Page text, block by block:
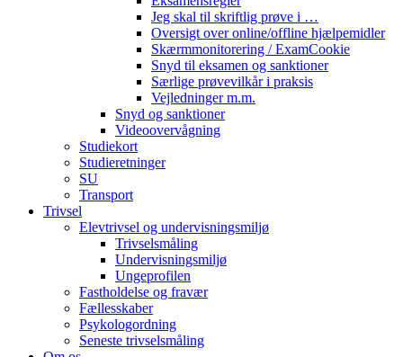
Jeg skal til skriftlig prøve i …
Oversigt over online/offline hjælpemidler
Skærmmonitorering / ExamCookie
Snyd til eksamen og sanktioner
Særlige prøvevilkår i praksis
Vejledninger m.m.
Snyd og sanktioner
Videoovervågning
Studiekort
Studieretninger
SU
Transport
Trivsel
Elevtrivsel og undervisningsmiljø
Trivselsmåling
Undervisningsmiljø
Ungeprofilen
Fastholdelse og fravær
Fællesskaber
Psykologordning
Seneste trivselsmåling